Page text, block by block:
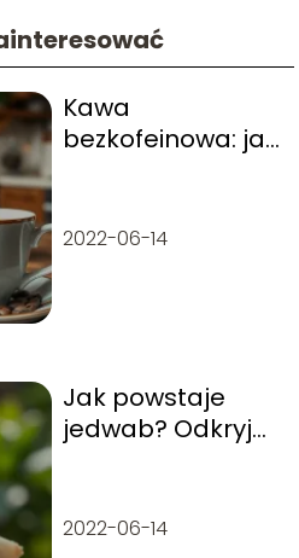
Kawa
bezkofeinowa: jak
2022-06-14
Jak powstaje
jedwab? Odkryj
luksusowego
2022-06-14